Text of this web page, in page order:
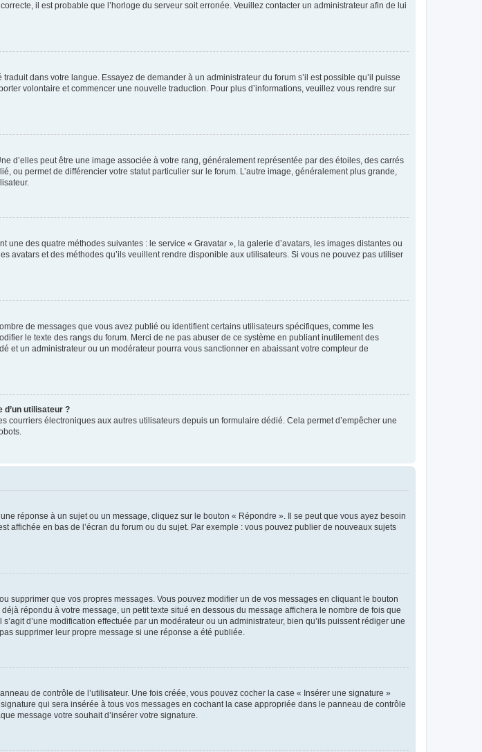
il est probable que l’horloge du serveur soit erronée. Veuillez contacter un administrateur afin de lui
dans votre langue. Essayez de demander à un administrateur du forum s’il est possible qu’il puisse
volontaire et commencer une nouvelle traduction. Pour plus d’informations, veuillez vous rendre sur
d’elles peut être une image associée à votre rang, généralement représentée par des étoiles, des carrés
ou permet de différencier votre statut particulier sur le forum. L’autre image, généralement plus grande,
des quatre méthodes suivantes : le service « Gravatar », la galerie d’avatars, les images distantes ou
avatars et des méthodes qu’ils veuillent rendre disponible aux utilisateurs. Si vous ne pouvez pas utiliser
de messages que vous avez publié ou identifient certains utilisateurs spécifiques, comme les
le texte des rangs du forum. Merci de ne pas abuser de ce système en publiant inutilement des
et un administrateur ou un modérateur pourra vous sanctionner en abaissant votre compteur de
d’un utilisateur ?
électroniques aux autres utilisateurs depuis un formulaire dédié. Cela permet d’empêcher une
réponse à un sujet ou un message, cliquez sur le bouton « Répondre ». Il se peut que vous ayez besoin
affichée en bas de l’écran du forum ou du sujet. Par exemple : vous pouvez publier de nouveaux sujets
supprimer que vos propres messages. Vous pouvez modifier un de vos messages en cliquant le bouton
répondu à votre message, un petit texte situé en dessous du message affichera le nombre de fois que
d’une modification effectuée par un modérateur ou un administrateur, bien qu’ils puissent rédiger une
supprimer leur propre message si une réponse a été publiée.
de contrôle de l’utilisateur. Une fois créée, vous pouvez cocher la case « Insérer une signature »
qui sera insérée à tous vos messages en cochant la case appropriée dans le panneau de contrôle
message votre souhait d’insérer votre signature.